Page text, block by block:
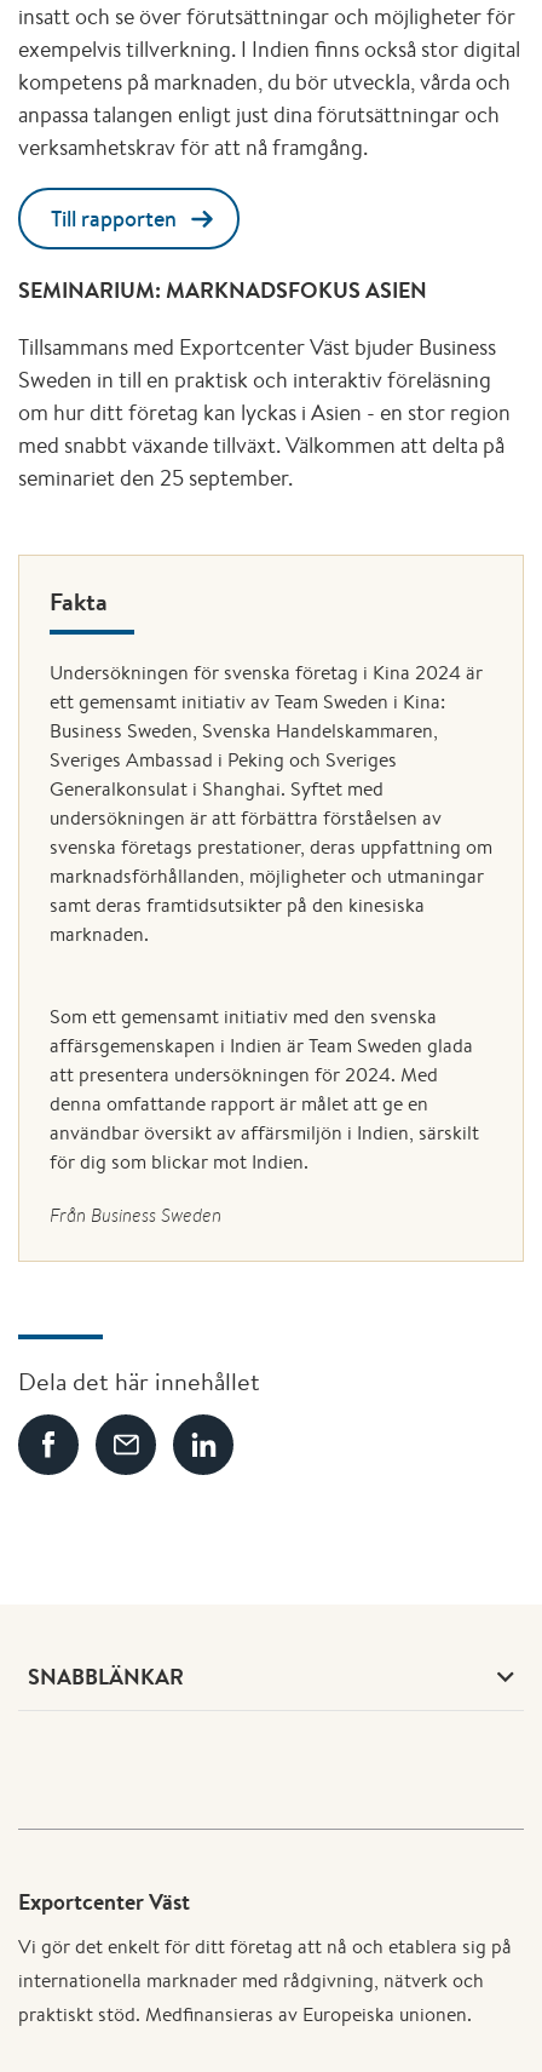
Fakta
Undersökningen för svenska företag i Kina 2024 är
ett gemensamt initiativ av Team Sweden i Kina:
Business Sweden, Svenska Handelskammaren,
Sveriges Ambassad i Peking och Sveriges
Generalkonsulat i Shanghai. Syftet med
undersökningen är att förbättra förståelsen av
svenska företags prestationer, deras uppfattning om
marknadsförhållanden, möjligheter och utmaningar
samt deras framtidsutsikter på den kinesiska
marknaden.
Som ett gemensamt initiativ med den svenska
affärsgemenskapen i Indien är Team Sweden glada
att presentera undersökningen för 2024. Med
denna omfattande rapport är målet att ge en
användbar översikt av affärsmiljön i Indien, särskilt
för dig som blickar mot Indien.
Från Business Sweden
Dela det här innehållet
insatt och se över förutsättningar och möjligheter för
exempelvis tillverkning. I Indien finns också stor digital
kompetens på marknaden, du bör utveckla, vårda och
anpassa talangen enligt just dina förutsättningar och
verksamhetskrav för att nå framgång.
Till rapporten
SEMINARIUM: MARKNADSFOKUS ASIEN
Tillsammans med Exportcenter Väst bjuder Business
Sweden in till en praktisk och interaktiv föreläsning
om hur ditt företag kan lyckas i Asien - en stor region
med snabbt växande tillväxt. Välkommen att delta på
seminariet den 25 september.
SNABBLÄNKAR
Exportcenter Väst
Vi gör det enkelt för ditt företag att nå och etablera sig på
internationella marknader med rådgivning, nätverk och
praktiskt stöd. Medfinansieras av Europeiska unionen.